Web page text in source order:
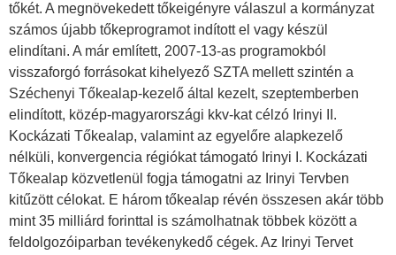
tőkét. A megnövekedett tőkeigényre válaszul a kormányzat
számos újabb tőkeprogramot indított el vagy készül
elindítani. A már említett, 2007-13-as programokból
visszaforgó forrásokat kihelyező SZTA mellett szintén a
Széchenyi Tőkealap-kezelő által kezelt, szeptemberben
elindított, közép-magyarországi kkv-kat célzó Irinyi II.
Kockázati Tőkealap, valamint az egyelőre alapkezelő
nélküli, konvergencia régiókat támogató Irinyi I. Kockázati
Tőkealap közvetlenül fogja támogatni az Irinyi Tervben
kitűzött célokat. E három tőkealap révén összesen akár több
mint 35 milliárd forinttal is számolhatnak többek között a
feldolgozóiparban tevékenykedő cégek. Az Irinyi Tervet